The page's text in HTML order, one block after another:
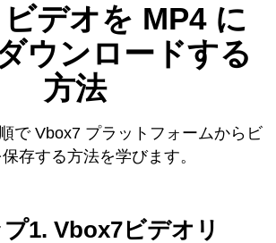
デオを MP4 に
ウンロードする
方法
で Vbox7 プラットフォームからビ
存する方法を学びます。
1. Vbox7ビデオリ